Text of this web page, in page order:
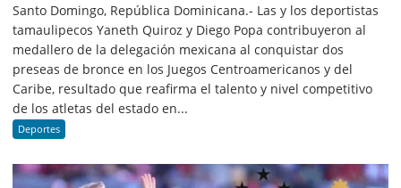
Santo Domingo, República Dominicana.- Las y los deportistas
tamaulipecos Yaneth Quiroz y Diego Popa contribuyeron al
medallero de la delegación mexicana al conquistar dos
preseas de bronce en los Juegos Centroamericanos y del
Caribe, resultado que reafirma el talento y nivel competitivo
de los atletas del estado en...
Deportes